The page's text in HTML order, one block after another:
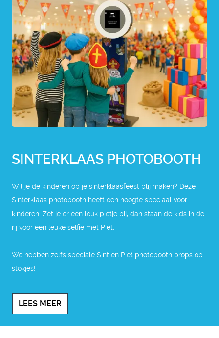
SINTERKLAAS PHOTOBOOTH
Wil je de kinderen op je sinterklaasfeest blij maken? Deze
Sinterklaas photobooth heeft een hoogte speciaal voor
kinderen. Zet je er een leuk pietje bij, dan staan de kids in de
rij voor een leuke selfie met Piet.
We hebben zelfs speciale Sint en Piet photobooth props op
stokjes!
LEES MEER